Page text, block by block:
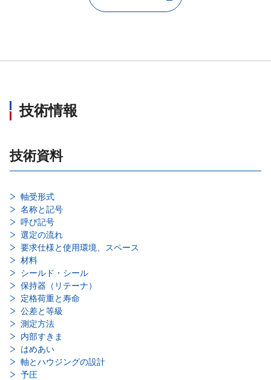
技術情報
技術資料
軸受形式
名称と記号
呼び記号
選定の流れ
要求仕様と使用環境、スペース
材料
シールド・シール
保持器（リテーナ）
定格荷重と寿命
公差と等級
測定方法
内部すきま
はめあい
軸とハウジングの設計
予圧